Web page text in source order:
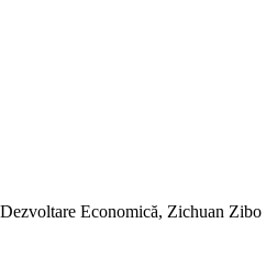
Economică, Zichuan Zibo